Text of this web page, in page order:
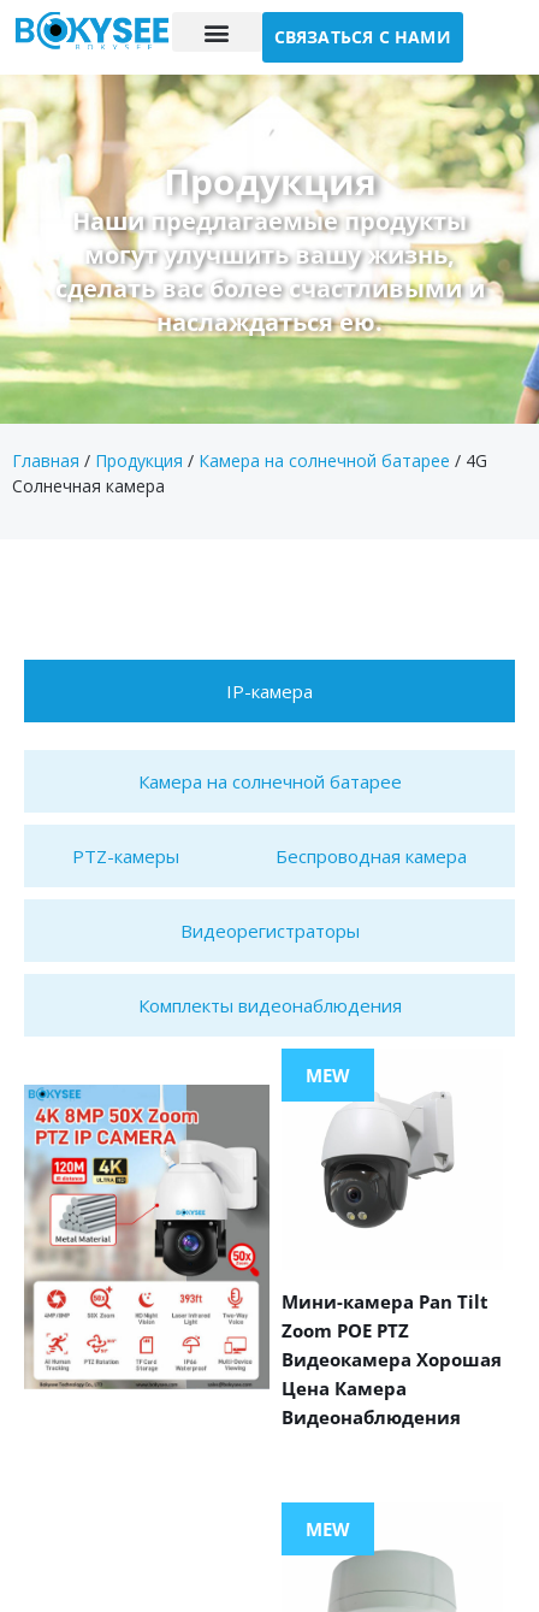
СВЯЗАТЬСЯ С НАМИ
Продукция
Наши предлагаемые продукты
могут улучшить вашу жизнь,
сделать вас более счастливыми и
наслаждаться ею.
Главная / Продукция / Камера на солнечной батарее / 4G
Солнечная камера
IP-камера
Камера на солнечной батарее
PTZ-камеры Беспроводная камера
Видеорегистраторы
Комплекты видеонаблюдения
MEW
Мини-камера Pan Tilt
Zoom POE PTZ
Видеокамера Хорошая
Цена Камера
Видеонаблюдения
MEW